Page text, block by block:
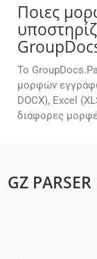
Ποιες
Το
μορφών
DOCX), Excel
διάφορες
GZ